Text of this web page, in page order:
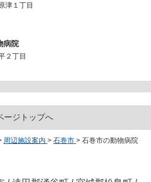
津１丁目
病院
２丁目
ージトップへ
周辺施設案内 > 石巻市 > 石巻市の動物病院